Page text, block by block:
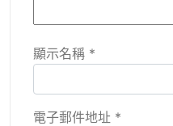
顯示名稱 *
電子郵件地址 *